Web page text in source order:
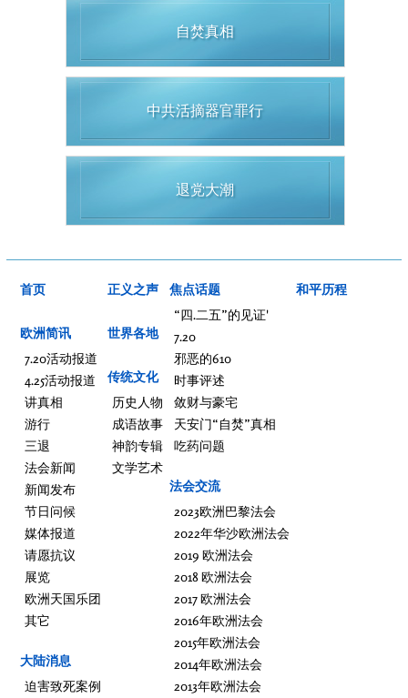
自焚真相
中共活摘器官罪行
退党大潮
首页
欧洲简讯
7.20活动报道
4.25活动报道
讲真相
游行
三退
法会新闻
新闻发布
节日问候
媒体报道
请愿抗议
展览
欧洲天国乐团
其它
大陆消息
迫害致死案例
正义之声
世界各地
传统文化
历史人物
成语故事
神韵专辑
文学艺术
焦点话题
“四.二五”的见证'
7.20
邪恶的610
时事评述
敛财与豪宅
天安门“自焚”真相
吃药问题
法会交流
2023欧洲巴黎法会
2022年华沙欧洲法会
2019 欧洲法会
2018 欧洲法会
2017 欧洲法会
2016年欧洲法会
2015年欧洲法会
2014年欧洲法会
2013年欧洲法会
和平历程